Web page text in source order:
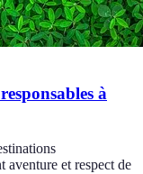
à
aventure et respect de